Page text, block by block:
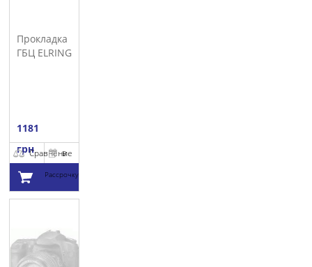
Прокладка
ГБЦ ELRING
1181
грнСравнение
В
Рассрочку
корзину